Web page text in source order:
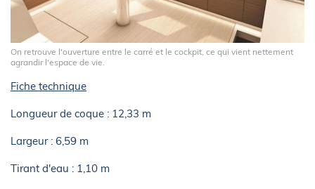
On retrouve l'ouverture entre le carré et le cockpit, ce qui vient nettement
agrandir l'espace de vie.
Fiche technique
Longueur de coque : 12,33 m
Largeur : 6,59 m
Tirant d'eau : 1,10 m